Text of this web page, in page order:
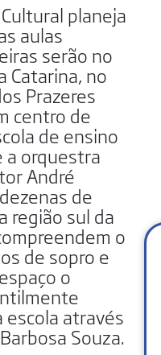
planeja
aulas
serão no
Catarina, no
Prazeres
centro de
de ensino
a orquestra
André
de
região sul da
o
de sopro e
o
através
Souza.